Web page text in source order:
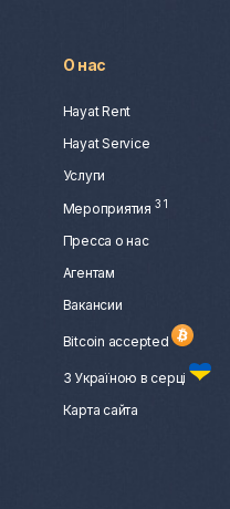
О нас
Hayat Rent
Hayat Service
Услуги
Мероприятия 3 1
Пресса о нас
Агентам
Вакансии
Bitcoin accepted
З Україною в серці
Карта сайта